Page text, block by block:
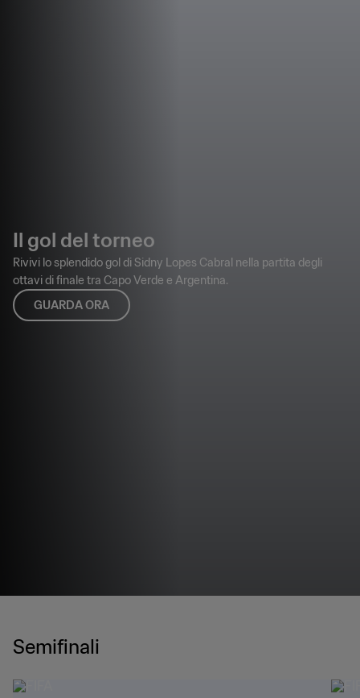
Il gol del torneo
Rivivi lo splendido gol di Sidny Lopes Cabral nella partita degli
ottavi di finale tra Capo Verde e Argentina.
GUARDA ORA
Semifinali